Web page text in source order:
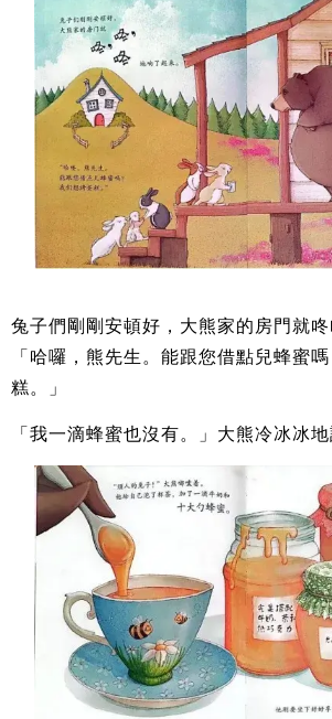
兔子們剛剛安頓好，大熊家的房門就咚
「哈囉，熊先生。能跟您借點兒蜂蜜
糕。」
「我一滴蜂蜜也沒有。」大熊冷冰冰地